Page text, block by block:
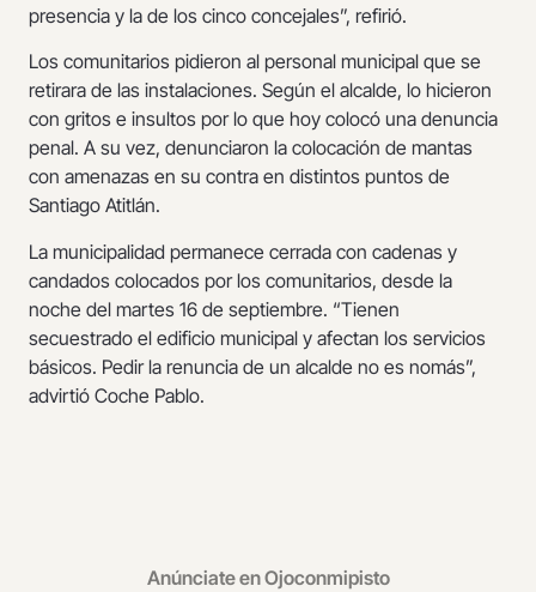
presencia y la de los cinco concejales”, refirió.
Los comunitarios pidieron al personal municipal que se
retirara de las instalaciones. Según el alcalde, lo hicieron
con gritos e insultos por lo que hoy colocó una denuncia
penal. A su vez, denunciaron la colocación de mantas
con amenazas en su contra en distintos puntos de
Santiago Atitlán.
La municipalidad permanece cerrada con cadenas y
candados colocados por los comunitarios, desde la
noche del martes 16 de septiembre. “Tienen
secuestrado el edificio municipal y afectan los servicios
básicos. Pedir la renuncia de un alcalde no es nomás”,
advirtió Coche Pablo.
Anúnciate en Ojoconmipisto